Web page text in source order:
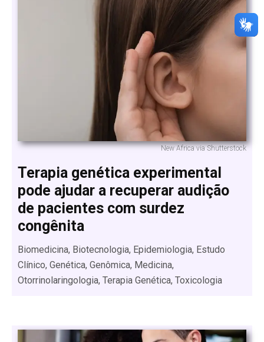
New Africa via Shutterstock
Terapia genética experimental
pode ajudar a recuperar audição
de pacientes com surdez
congênita
Biomedicina, Biotecnologia, Epidemiologia, Estudo
Clínico, Genética, Genômica, Medicina,
Otorrinolaringologia, Terapia Genética, Toxicologia